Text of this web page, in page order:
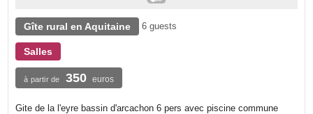
Gîte rural en Aquitaine 6 guests
Salles
à partir de 350 euros
Gite de la l'eyre bassin d'arcachon 6 pers avec piscine commune